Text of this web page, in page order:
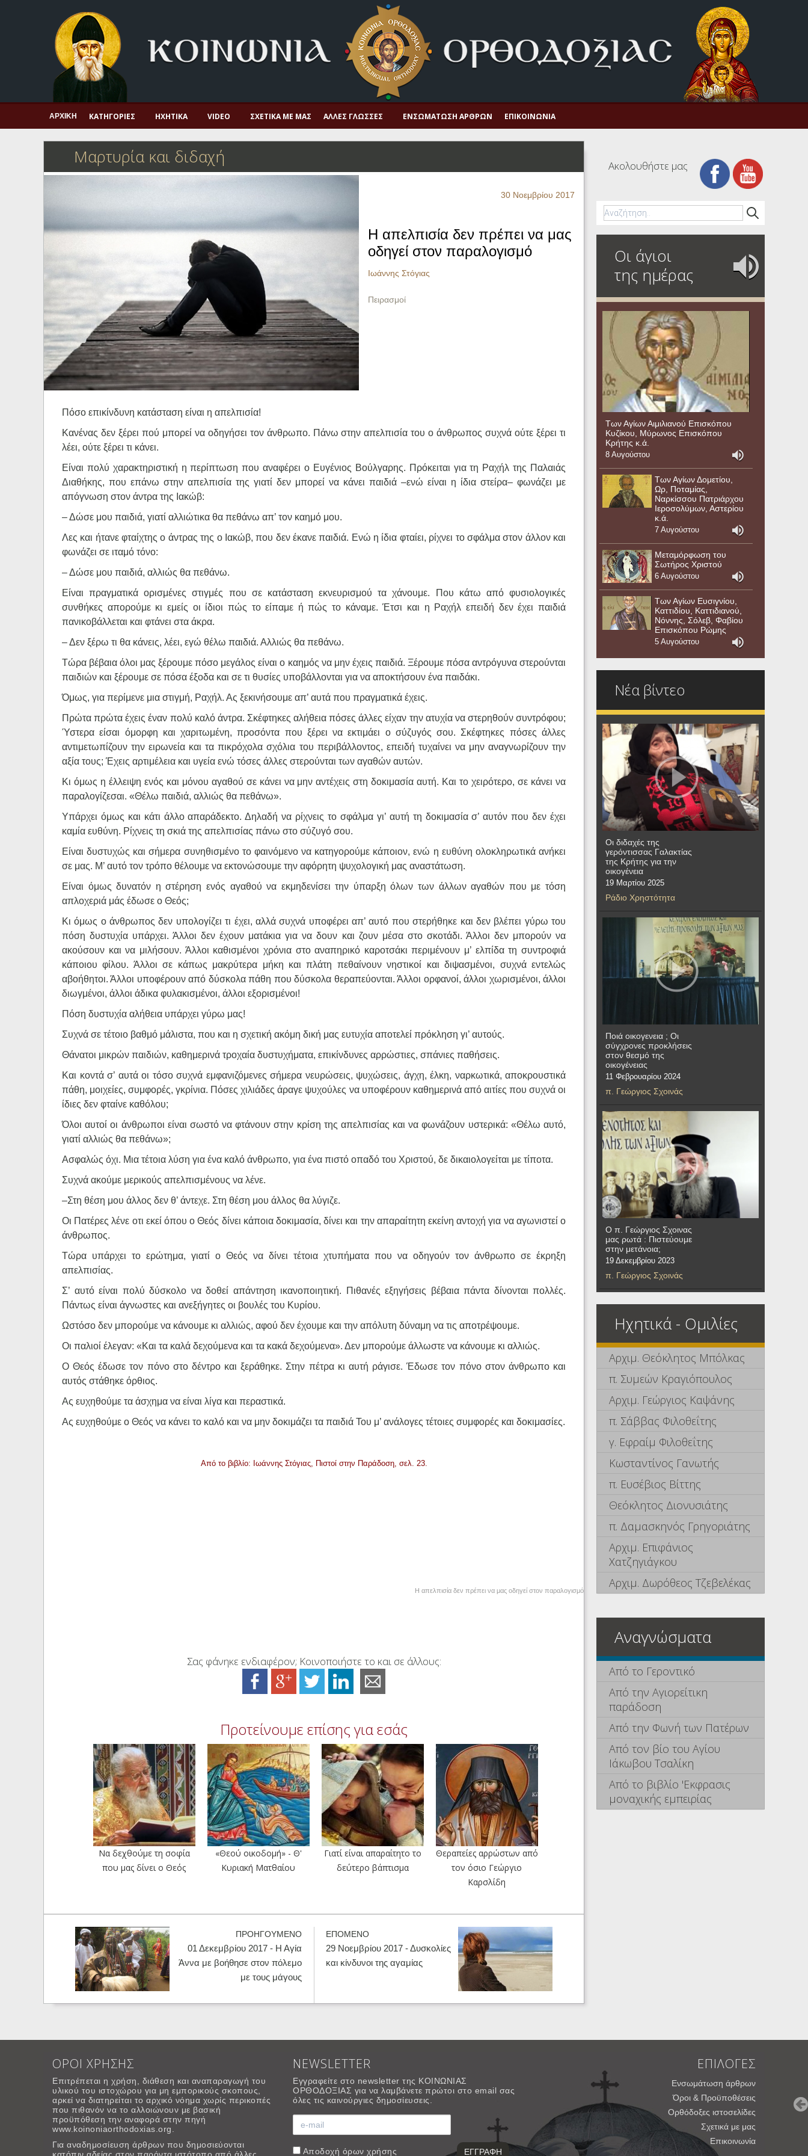
Πνευματική ζωή
Μαρτυρία και διδαχή
Λατρεία και προσευχή
Αγιολόγιο – Εορτολόγιο
Ορθόδοξο προσκυνητάριο
Σκέψεις-προβληματισμοί
ΑΡΧΙΚΉ ΚΑΤΗΓΟΡΊΕΣ ΗΧΗΤΙΚΆ VIDEO ΣΧΕΤΙΚΆ ΜΕ ΜΑΣ ΆΛΛΕΣ ΓΛΏΣΣΕΣ ΕΝΣΩΜΆΤΩΣΗ ΆΡΘΡΩΝ ΕΠΙΚΟΙΝΩΝΊΑ
Μαρτυρία και διδαχή
30 Νοεμβρίου 2017
Η απελπισία δεν πρέπει να μας
οδηγεί στον παραλογισμό
Ιωάννης Στόγιας
Πειρασμοί
Πόσο επικίνδυνη κατάσταση είναι η απελπισία!
Κανένας δεν ξέρει πού μπορεί να οδηγήσει τον άνθρωπο. Πάνω στην απελπισία του ο άνθρωπος συχνά ούτε ξέρει τι
λέει, ούτε ξέρει τι κάνει.
Είναι πολύ χαρακτηριστική η περίπτωση που αναφέρει ο Ευγένιος Βούλγαρης. Πρόκειται για τη Ραχήλ της Παλαιάς
Διαθήκης, που επάνω στην απελπισία της γιατί δεν μπορεί να κάνει παιδιά –ενώ είναι η ίδια στείρα– φωνάζει με
απόγνωση στον άντρα της Ιακώβ:
– Δώσε μου παιδιά, γιατί αλλιώτικα θα πεθάνω απ’ τον καημό μου.
Λες και ήτανε φταίχτης ο άντρας της ο Ιακώβ, που δεν έκανε παιδιά. Ενώ η ίδια φταίει, ρίχνει το σφάλμα στον άλλον και
φωνάζει σε ιταμό τόνο:
– Δώσε μου παιδιά, αλλιώς θα πεθάνω.
Είναι πραγματικά ορισμένες στιγμές που σε κατάσταση εκνευρισμού τα χάνουμε. Που κάτω από φυσιολογικές
συνθήκες απορούμε κι εμείς οι ίδιοι πώς το είπαμε ή πώς το κάναμε. Έτσι και η Ραχήλ επειδή δεν έχει παιδιά
πανικοβάλλεται και φτάνει στα άκρα.
– Δεν ξέρω τι θα κάνεις, λέει, εγώ θέλω παιδιά. Αλλιώς θα πεθάνω.
Τώρα βέβαια όλοι μας ξέρουμε πόσο μεγάλος είναι ο καημός να μην έχεις παιδιά. Ξέρουμε πόσα αντρόγυνα στερούνται
παιδιών και ξέρουμε σε πόσα έξοδα και σε τι θυσίες υποβάλλονται για να αποκτήσουν ένα παιδάκι.
Όμως, για περίμενε μια στιγμή, Ραχήλ. Ας ξεκινήσουμε απ’ αυτά που πραγματικά έχεις.
Πρώτα πρώτα έχεις έναν πολύ καλό άντρα. Σκέφτηκες αλήθεια πόσες άλλες είχαν την ατυχία να στερηθούν συντρόφου;
Ύστερα είσαι όμορφη και χαριτωμένη, προσόντα που ξέρει να εκτιμάει ο σύζυγός σου. Σκέφτηκες πόσες άλλες
αντιμετωπίζουν την ειρωνεία και τα πικρόχολα σχόλια του περιβάλλοντος, επειδή τυχαίνει να μην αναγνωρίζουν την
αξία τους; Έχεις αρτιμέλεια και υγεία ενώ τόσες άλλες στερούνται των αγαθών αυτών.
Κι όμως η έλλειψη ενός και μόνου αγαθού σε κάνει να μην αντέχεις στη δοκιμασία αυτή. Και το χειρότερο, σε κάνει να
παραλογίζεσαι. «Θέλω παιδιά, αλλιώς θα πεθάνω».
Υπάρχει όμως και κάτι άλλο απαράδεκτο. Δηλαδή να ρίχνεις το σφάλμα γι’ αυτή τη δοκιμασία σ’ αυτόν που δεν έχει
καμία ευθύνη. Ρίχνεις τη σκιά της απελπισίας πάνω στο σύζυγό σου.
Είναι δυστυχώς και σήμερα συνηθισμένο το φαινόμενο να κατηγορούμε κάποιον, ενώ η ευθύνη ολοκληρωτικά ανήκει
σε μας. Μ’ αυτό τον τρόπο θέλουμε να εκτονώσουμε την αφόρητη ψυχολογική μας αναστάτωση.
Είναι όμως δυνατόν η στέρηση ενός αγαθού να εκμηδενίσει την ύπαρξη όλων των άλλων αγαθών που με τόση
απλοχεριά μάς έδωσε ο Θεός;
Κι όμως ο άνθρωπος δεν υπολογίζει τι έχει, αλλά συχνά υποφέρει απ’ αυτό που στερήθηκε και δεν βλέπει γύρω του
πόση δυστυχία υπάρχει. Άλλοι δεν έχουν ματάκια για να δουν και ζουν μέσα στο σκοτάδι. Άλλοι δεν μπορούν να
ακούσουν και να μιλήσουν. Άλλοι καθισμένοι χρόνια στο αναπηρικό καροτσάκι περιμένουν μ’ ελπίδα τη συντροφιά
κάποιου φίλου. Άλλοι σε κάπως μακρύτερα μήκη και πλάτη πεθαίνουν νηστικοί και διψασμένοι, συχνά εντελώς
αβοήθητοι. Άλλοι υποφέρουν από δύσκολα πάθη που δύσκολα θεραπεύονται. Άλλοι ορφανοί, άλλοι χωρισμένοι, άλλοι
διωγμένοι, άλλοι άδικα φυλακισμένοι, άλλοι εξορισμένοι!
Πόση δυστυχία αλήθεια υπάρχει γύρω μας!
Συχνά σε τέτοιο βαθμό μάλιστα, που και η σχετική ακόμη δική μας ευτυχία αποτελεί πρόκληση γι’ αυτούς.
Θάνατοι μικρών παιδιών, καθημερινά τροχαία δυστυχήματα, επικίνδυνες αρρώστιες, σπάνιες παθήσεις.
Και κοντά σ’ αυτά οι τόσο συχνά εμφανιζόμενες σήμερα νευρώσεις, ψυχώσεις, άγχη, έλκη, ναρκωτικά, αποκρουστικά
πάθη, μοιχείες, συμφορές, γκρίνια. Πόσες χιλιάδες άραγε ψυχούλες να υποφέρουν καθημερινά από αιτίες που συχνά οι
ίδιες δεν φταίνε καθόλου;
Όλοι αυτοί οι άνθρωποι είναι σωστό να φτάνουν στην κρίση της απελπισίας και να φωνάζουν υστερικά: «Θέλω αυτό,
γιατί αλλιώς θα πεθάνω»;
Ασφαλώς όχι. Μια τέτοια λύση για ένα καλό άνθρωπο, για ένα πιστό οπαδό του Χριστού, δε δικαιολογείται με τίποτα.
Συχνά ακούμε μερικούς απελπισμένους να λένε.
–Στη θέση μου άλλος δεν θ’ άντεχε. Στη θέση μου άλλος θα λύγιζε.
Οι Πατέρες λένε οτι εκεί όπου ο Θεός δίνει κάποια δοκιμασία, δίνει και την απαραίτητη εκείνη αντοχή για να αγωνιστεί ο
άνθρωπος.
Τώρα υπάρχει το ερώτημα, γιατί ο Θεός να δίνει τέτοια χτυπήματα που να οδηγούν τον άνθρωπο σε έκρηξη
απελπισίας.
Σ’ αυτό είναι πολύ δύσκολο να δοθεί απάντηση ικανοποιητική. Πιθανές εξηγήσεις βέβαια πάντα δίνονται πολλές.
Πάντως είναι άγνωστες και ανεξήγητες οι βουλές του Κυρίου.
Ωστόσο δεν μπορούμε να κάνουμε κι αλλιώς, αφού δεν έχουμε και την απόλυτη δύναμη να τις αποτρέψουμε.
Οι παλιοί έλεγαν: «Και τα καλά δεχούμενα και τα κακά δεχούμενα». Δεν μπορούμε άλλωστε να κάνουμε κι αλλιώς.
Ο Θεός έδωσε τον πόνο στο δέντρο και ξεράθηκε. Στην πέτρα κι αυτή ράγισε. Έδωσε τον πόνο στον άνθρωπο και
αυτός στάθηκε όρθιος.
Ας ευχηθούμε τα άσχημα να είναι λίγα και περαστικά.
Ας ευχηθούμε ο Θεός να κάνει το καλό και να μην δοκιμάζει τα παιδιά Του μ’ ανάλογες τέτοιες συμφορές και δοκιμασίες.
Από το βιβλίο: Ιωάννης Στόγιας, Πιστοί στην Παράδοση, σελ. 23.
Η απελπισία δεν πρέπει να μας οδηγεί στον παραλογισμό
Σας φάνηκε ενδιαφέρον; Κοινοποιήστε το και σε άλλους:
Προτείνουμε επίσης για εσάς
Να δεχθούμε τη σοφία
που μας δίνει ο Θεός
«Θεού οικοδομή» - Θ'
Κυριακή Ματθαίου
Γιατί είναι απαραίτητο το
δεύτερο βάπτισμα
Θεραπείες αρρώστων από
τον όσιο Γεώργιο
Καρσλίδη
ΠΡΟΗΓΟΥΜΕΝΟ
01 Δεκεμβρίου 2017 - Η Αγία
Άννα με βοήθησε στον πόλεμο
με τους μάγους
ΕΠΟΜΕΝΟ
29 Νοεμβρίου 2017 - Δυσκολίες
και κίνδυνοι της αγαμίας
Ακολουθήστε μας
Οι άγιοι
της ημέρας
Των Αγίων Αιμιλιανού Επισκόπου
Κυζίκου, Μύρωνος Επισκόπου
Κρήτης κ.ά.
8 Αυγούστου
Των Αγίων Δομετίου,
Ωρ, Ποταμίας,
Ναρκίσσου Πατριάρχου
Ιεροσολύμων, Αστερίου
κ.ά.
7 Αυγούστου
Μεταμόρφωση του
Σωτήρος Χριστού
6 Αυγούστου
Των Αγίων Ευσιγνίου,
Καττιδίου, Καττιδιανού,
Νόννης, Σόλεβ, Φαβίου
Επισκόπου Ρώμης
5 Αυγούστου
Νέα βίντεο
Οι διδαχές της
γερόντισσας Γαλακτίας
της Κρήτης για την
οικογένεια
19 Μαρτίου 2025
Ράδιο Χρηστότητα
Ποιά οικογενεια ; Οι
σύγχρονες προκλήσεις
στον θεσμό της
οικογένειας
11 Φεβρουαρίου 2024
π. Γεώργιος Σχοινάς
Ο π. Γεώργιος Σχοινας
μας ρωτά : Πιστεύουμε
στην μετάνοια;
19 Δεκεμβρίου 2023
π. Γεώργιος Σχοινάς
Ηχητικά - Ομιλίες
Αρχιμ. Θεόκλητος Μπόλκας
π. Συμεών Κραγιόπουλος
Αρχιμ. Γεώργιος Καψάνης
π. Σάββας Φιλοθεΐτης
γ. Εφραίμ Φιλοθεΐτης
Κωσταντίνος Γανωτής
π. Ευσέβιος Βίττης
Θεόκλητος Διονυσιάτης
π. Δαμασκηνός Γρηγοριάτης
Αρχιμ. Επιφάνιος
Χατζηγιάγκου
Αρχιμ. Δωρόθεος Τζεβελέκας
Αναγνώσματα
Από το Γεροντικό
Από την Αγιορείτικη
παράδοση
Από την Φωνή των Πατέρων
Από τον βίο του Αγίου
Ιάκωβου Τσαλίκη
Από το βιβλίο 'Εκφρασις
μοναχικής εμπειρίας
ΟΡΟΙ ΧΡΗΣΗΣ
Επιτρέπεται η χρήση, διάθεση και αναπαραγωγή του
υλικού του ιστοχώρου για μη εμπορικούς σκοπους,
αρκεί να διατηρείται το αρχικό νόημα χωρίς περικοπές
που πιθανόν να το αλλοιώνουν με βασική
προϋπόθεση την αναφορά στην πηγή
www.koinoniaorthodoxias.org.
Για αναδημοσίευση άρθρων που δημοσιεύονται
NEWSLETTER
Εγγραφείτε στο newsletter της ΚΟΙΝΩΝΙΑΣ
ΟΡΘΟΔΟΞΙΑΣ για να λαμβάνετε πρώτοι στο email σας
όλες τις καινούργιες δημοσίευσεις.
Αποδοχή όρων χρήσης
ΕΠΙΛΟΓΕΣ
Ενσωμάτωση άρθρων
Όροι & Προϋποθέσεις
Ορθόδοξες ιστοσελίδες
Σχετικά με μας
Επικοινωνία